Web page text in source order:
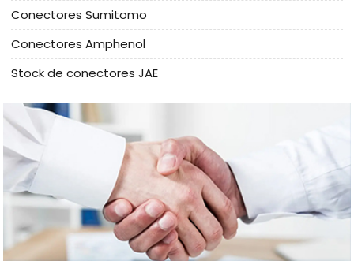
Conectores Sumitomo
Conectores Amphenol
Stock de conectores JAE